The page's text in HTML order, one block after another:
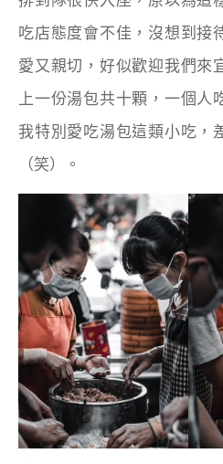
吃店態度會不佳，沒想到接
愛又親切，好似歡迎我們來
上一份湯包共十顆，一個人
我特別愛吃湯包這類小吃，
（笑）。